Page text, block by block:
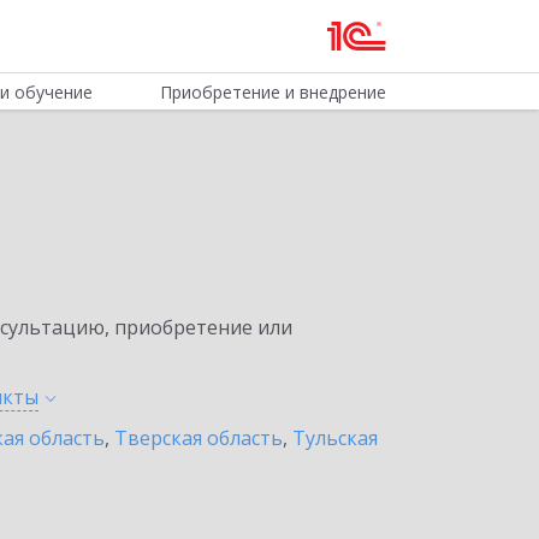
обучение Приобретение и внедрение
приобретение или
область, Тверская область, Тульская